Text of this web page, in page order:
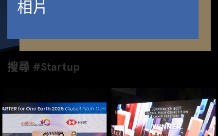
相片
搜尋 #Startup